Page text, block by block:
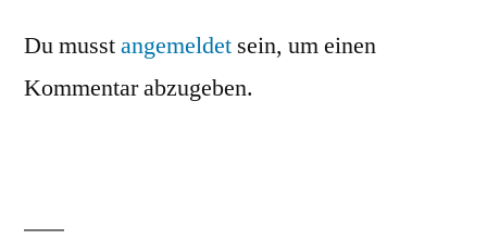
Du musstangemeldet sein, um einen
Kommentar abzugeben.